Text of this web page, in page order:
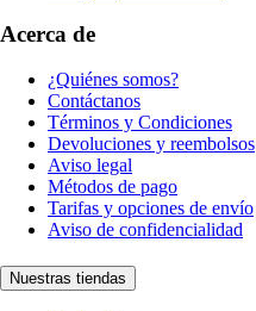
Acerca de
¿Quiénes somos?
Contáctanos
Términos y Condiciones
Devoluciones y reembolsos
Aviso legal
Métodos de pago
Tarifas y opciones de envío
Aviso de confidencialidad
Nuestras tiendas